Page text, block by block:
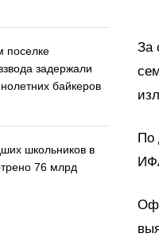
поселке
задержали
байкеров
школьников в
76 млрд
За
По